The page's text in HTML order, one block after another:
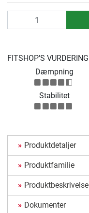
FITSHOP'S VURDERING
Dæmpning
Stabilitet
Produktdetaljer
Produktfamilie
Produktbeskrivelse
Dokumenter